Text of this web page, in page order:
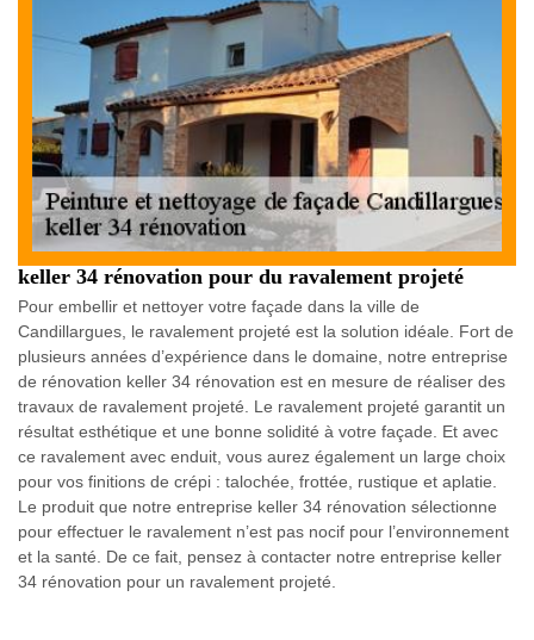
keller 34 rénovation pour du ravalement projeté
Pour embellir et nettoyer votre façade dans la ville de
Candillargues, le ravalement projeté est la solution idéale. Fort de
plusieurs années d’expérience dans le domaine, notre entreprise
de rénovation keller 34 rénovation est en mesure de réaliser des
travaux de ravalement projeté. Le ravalement projeté garantit un
résultat esthétique et une bonne solidité à votre façade. Et avec
ce ravalement avec enduit, vous aurez également un large choix
pour vos finitions de crépi : talochée, frottée, rustique et aplatie.
Le produit que notre entreprise keller 34 rénovation sélectionne
pour effectuer le ravalement n’est pas nocif pour l’environnement
et la santé. De ce fait, pensez à contacter notre entreprise keller
34 rénovation pour un ravalement projeté.